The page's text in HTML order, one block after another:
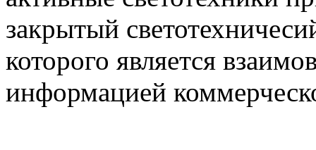
закрытый
которого является
информацией